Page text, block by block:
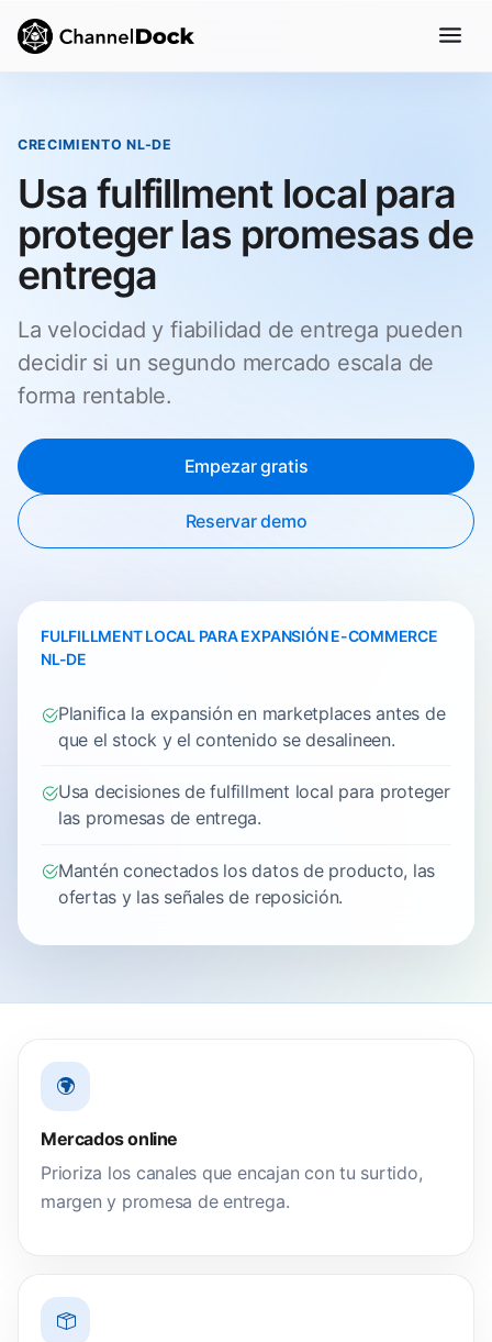
CRECIMIENTO NL-DE
Usa fulfillment local para
proteger las promesas de
entrega
La velocidad y fiabilidad de entrega pueden
decidir si un segundo mercado escala de
forma rentable.
Empezar gratis
Reservar demo
FULFILLMENT LOCAL PARA EXPANSIÓN E-COMMERCE
NL-DE
Planifica la expansión en marketplaces antes de
que el stock y el contenido se desalineen.
Usa decisiones de fulfillment local para proteger
las promesas de entrega.
Mantén conectados los datos de producto, las
ofertas y las señales de reposición.
Mercados online
Prioriza los canales que encajan con tu surtido,
margen y promesa de entrega.